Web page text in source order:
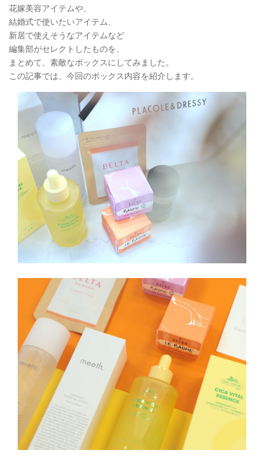
花嫁美容アイテムや、
結婚式で使いたいアイテム、
新居で使えそうなアイテムなど
編集部がセレクトしたものを、
まとめて、素敵なボックスにしてみました。
この記事では、今回のボックス内容を紹介します。